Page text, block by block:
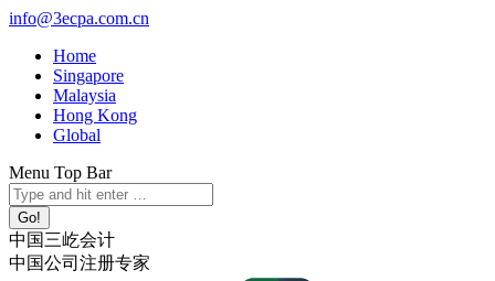
跳
info@3ecpa.com.cn
Home
Singapore
Malaysia
Hong Kong
Global
Menu Top Bar
X
page
opens
in
new
YouTube
page
opens
in
new
Linkedin
page
opens
in
new
Instagram
page
opens
in
new
Search:
中国三屹会计
中国公司注册专家